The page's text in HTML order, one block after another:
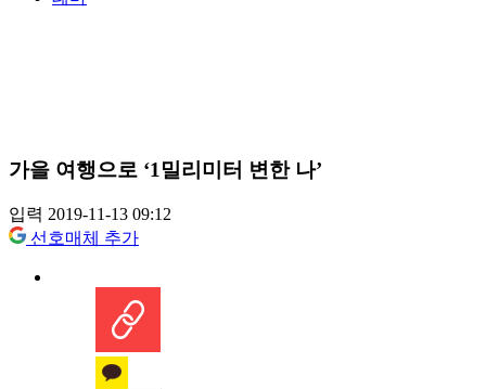
가을 여행으로 ‘1밀리미터 변한 나’
입력 2019-11-13 09:12
선호매체 추가